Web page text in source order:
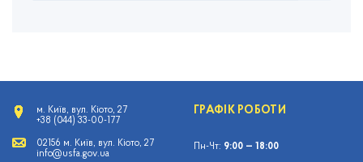
м. Київ, вул. Кіото, 27
+38 (044) 33-00-177
02156 м. Київ, вул. Кіото, 27
info@usfa.gov.ua
ГРАФІК РОБОТИ
Пн-Чт: 9:00 — 18:00